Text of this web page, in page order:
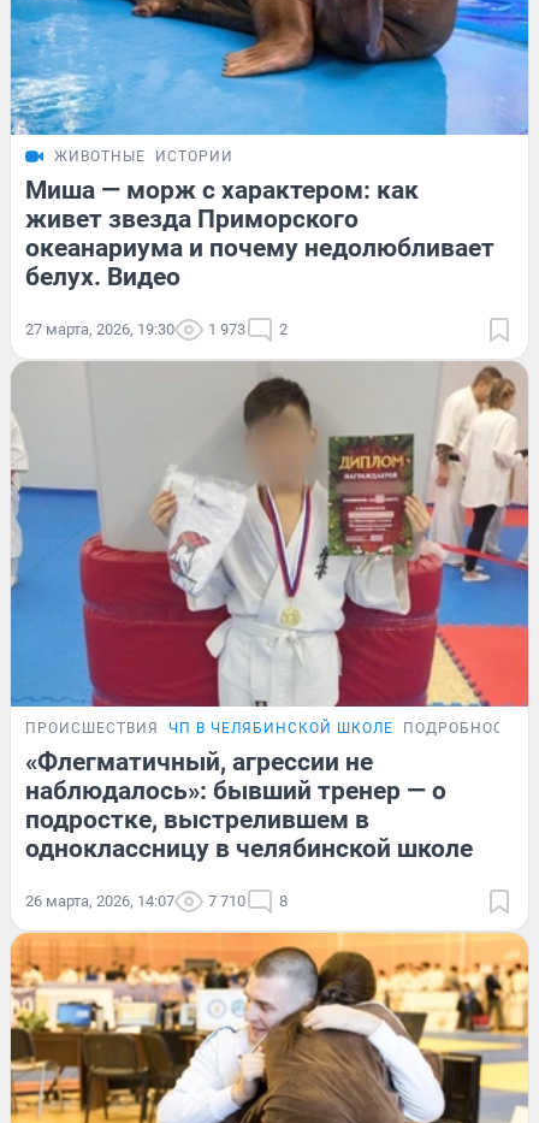
ЖИВОТНЫЕ ИСТОРИИ
Миша — морж с характером: как
живет звезда Приморского
океанариума и почему недолюбливает
белух. Видео
27 марта, 2026, 19:30 1 973 2
ПРОИСШЕСТВИЯ ЧП В ЧЕЛЯБИНСКОЙ ШКОЛЕ ПОДРОБНОСТИ
«Флегматичный, агрессии не
наблюдалось»: бывший тренер — о
подростке, выстрелившем в
одноклассницу в челябинской школе
26 марта, 2026, 14:07 7 710 8